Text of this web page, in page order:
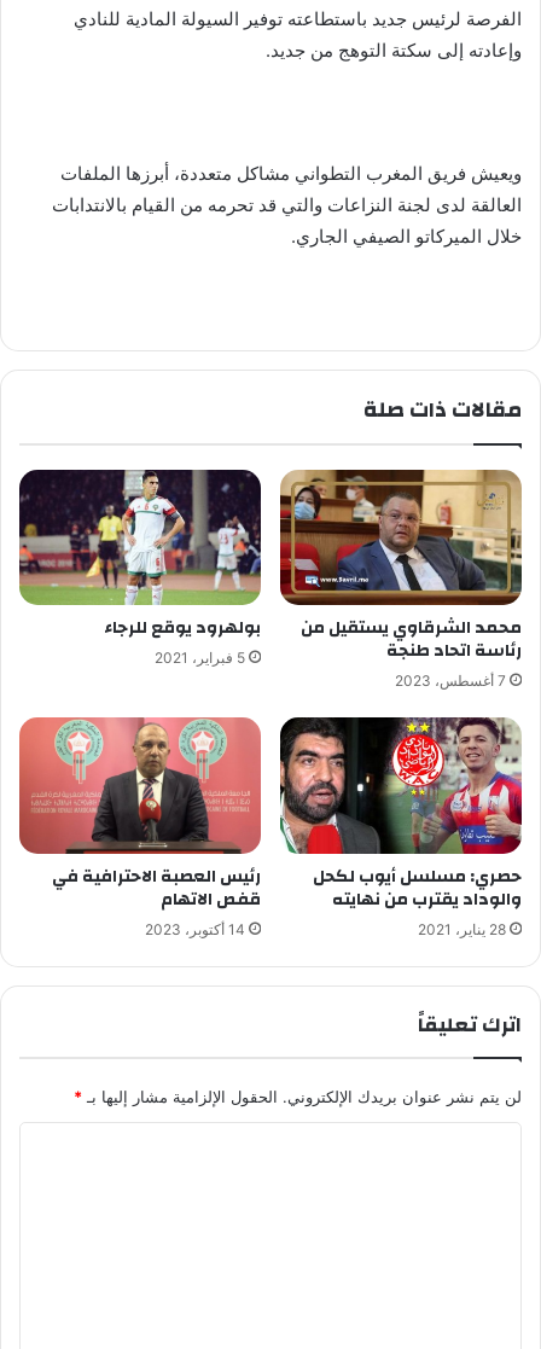
الفرصة لرئيس جديد باستطاعته توفير السيولة المادية للنادي
وإعادته إلى سكتة التوهج من جديد.
ويعيش فريق المغرب التطواني مشاكل متعددة، أبرزها الملفات
العالقة لدى لجنة النزاعات والتي قد تحرمه من القيام بالانتدابات
خلال الميركاتو الصيفي الجاري.
مقالات ذات صلة
محمد الشرقاوي يستقيل من
رئاسة اتحاد طنجة
7 أغسطس، 2023
بولهرود يوقع للرجاء
5 فبراير، 2021
حصري: مسلسل أيوب لكحل
والوداد يقترب من نهايته
28 يناير، 2021
رئيس العصبة الاحترافية في
قفص الاتهام
14 أكتوبر، 2023
اترك تعليقاً
لن يتم نشر عنوان بريدك الإلكتروني. الحقول الإلزامية مشار إليها بـ*